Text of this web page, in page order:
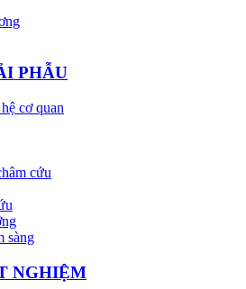
PHẪU
cơ quan
cứu
sàng
NGHIỆM